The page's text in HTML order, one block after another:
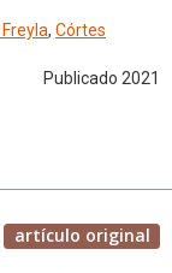
, Córtes
Publicado 2021
artículo original